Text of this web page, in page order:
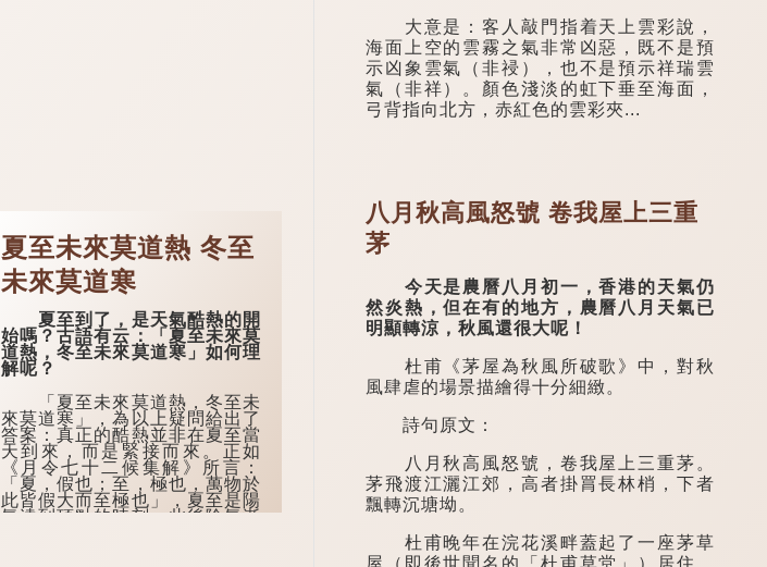
夏至未來莫道熱 冬至
未來莫道寒
夏至到了，是天氣酷熱的開
始嗎？古語有云：「夏至未來莫
道熱，冬至未來莫道寒」如何理
解呢？
「夏至未來莫道熱，冬至未
來莫道寒」，為以上疑問給出了
答案：真正的酷熱並非在夏至當
天到來，而是緊接而來。正如
《月令七十二候集解》所言：
「夏，假也；至，極也，萬物於
此皆假大而至極也」，夏至是陽
氣達到頂點的時刻，此後陰氣漸
大意是：客人敲門指着天上雲彩說，
海面上空的雲霧之氣非常凶惡，既不是預
示凶象雲氣（非祲），也不是預示祥瑞雲
氣（非祥）。顏色淺淡的虹下垂至海面，
弓背指向北方，赤紅色的雲彩夾...
八月秋高風怒號 卷我屋上三重
茅
今天是農曆八月初一，香港的天氣仍
然炎熱，但在有的地方，農曆八月天氣已
明顯轉涼，秋風還很大呢！
杜甫《茅屋為秋風所破歌》中，對秋
風肆虐的場景描繪得十分細緻。
詩句原文：
八月秋高風怒號，卷我屋上三重茅。
茅飛渡江灑江郊，高者掛罥長林梢，下者
飄轉沉塘坳。
杜甫晚年在浣花溪畔蓋起了一座茅草
屋（即後世聞名的「杜甫草堂」）居住。